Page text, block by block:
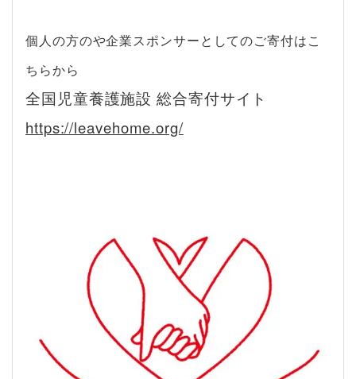
個人の方のや企業スポンサーとしてのご寄付はこ
ちらから
全国児童養護施設 総合寄付サイト
https://leavehome.org/